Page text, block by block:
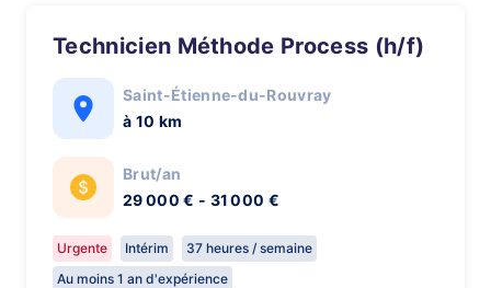
Technicien Méthode Process (h/f)
Saint-Étienne-du-Rouvray
à 10 km
Brut/an
29 000 € - 31 000 €
Urgente Intérim
37 heures / semaine
Au moins 1 an d'expérience